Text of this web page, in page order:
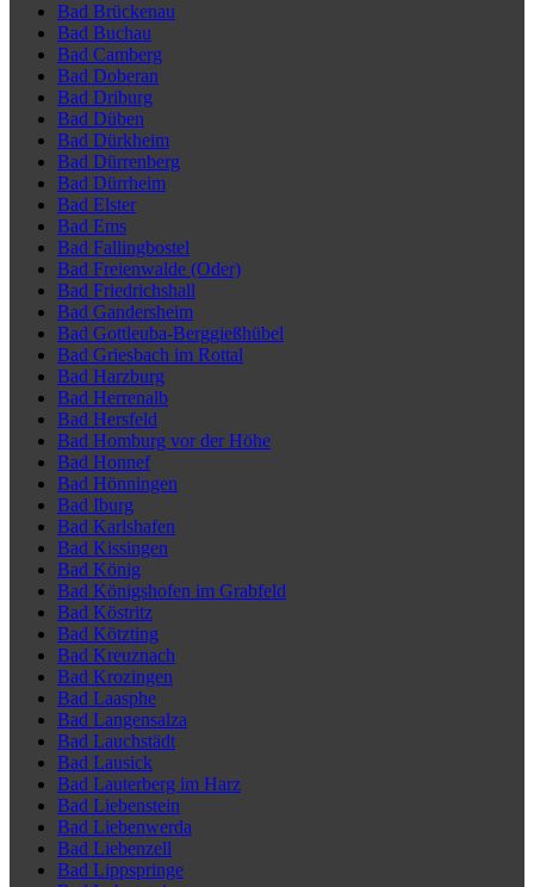
Bad Brückenau
Bad Buchau
Bad Camberg
Bad Doberan
Bad Driburg
Bad Düben
Bad Dürkheim
Bad Dürrenberg
Bad Dürrheim
Bad Elster
Bad Ems
Bad Fallingbostel
Bad Freienwalde (Oder)
Bad Friedrichshall
Bad Gandersheim
Bad Gottleuba-Berggießhübel
Bad Griesbach im Rottal
Bad Harzburg
Bad Herrenalb
Bad Hersfeld
Bad Homburg vor der Höhe
Bad Honnef
Bad Hönningen
Bad Iburg
Bad Karlshafen
Bad Kissingen
Bad König
Bad Königshofen im Grabfeld
Bad Köstritz
Bad Kötzting
Bad Kreuznach
Bad Krozingen
Bad Laasphe
Bad Langensalza
Bad Lauchstädt
Bad Lausick
Bad Lauterberg im Harz
Bad Liebenstein
Bad Liebenwerda
Bad Liebenzell
Bad Lippspringe